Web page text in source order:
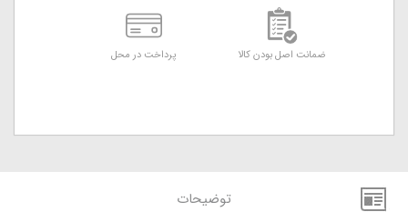
ضمانت اصل بودن کالا پرداخت در محل
توضيحات